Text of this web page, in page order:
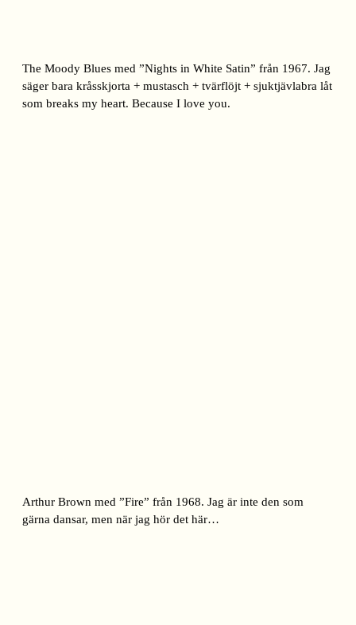
The Moody Blues med ”Nights in White Satin” från 1967. Jag
säger bara kråsskjorta + mustasch + tvärflöjt + sjuktjävlabra låt
som breaks my heart. Because I love you.
Arthur Brown med ”Fire” från 1968. Jag är inte den som
gärna dansar, men när jag hör det här…